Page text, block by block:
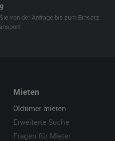
von der Anfrage bis zum Einsatz
Mieten
Oldtimer mieten
Erweiterte Suche
Fragen für Mieter